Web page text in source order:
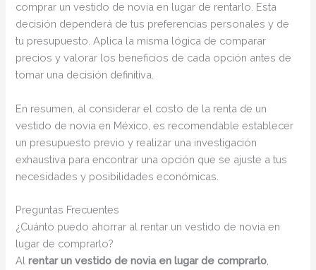
comprar un vestido de novia en lugar de rentarlo. Esta
decisión dependerá de tus preferencias personales y de
tu presupuesto. Aplica la misma lógica de comparar
precios y valorar los beneficios de cada opción antes de
tomar una decisión definitiva.
En resumen, al considerar el costo de la renta de un
vestido de novia en México, es recomendable establecer
un presupuesto previo y realizar una investigación
exhaustiva para encontrar una opción que se ajuste a tus
necesidades y posibilidades económicas.
Preguntas Frecuentes
¿Cuánto puedo ahorrar al rentar un vestido de novia en
lugar de comprarlo?
Alrentar un vestido de novia en lugar de comprarlo